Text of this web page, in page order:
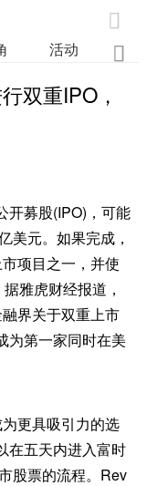

活动 业

双重IPO，
开募股(IPO)，可能
美元。如果完成，
项目之一，并使
雅虎财经报道，
界关于双重上市
为第一家同时在美
更具吸引力的选
在五天内进入富时
股票的流程。Rev